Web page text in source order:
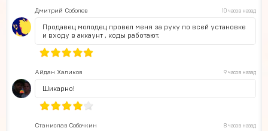
Дмитрий Соболев 10 часов назад
Продавец молодец провел меня за руку по всей установке
и входу в аккаунт , коды работают.
Айдан Халиков 9 часов назад
Шикарно!
Станислав Собочкин 8 часов назад